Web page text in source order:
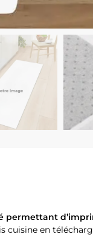
permettant
cuisine en